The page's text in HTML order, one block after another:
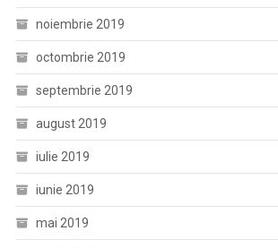
noiembrie 2019
octombrie 2019
septembrie 2019
august 2019
iulie 2019
iunie 2019
mai 2019